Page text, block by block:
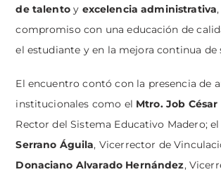
de talentoy excelencia administrativa
compromiso con una educación de
el estudiante y en la mejora continua de
El encuentro contó con la presencia de
institucionales como el Mtro.Job César
Rector del Sistema Educativo Madero; el
Serrano Águila, Vicerrector de
Donaciano Alvarado Hernández,